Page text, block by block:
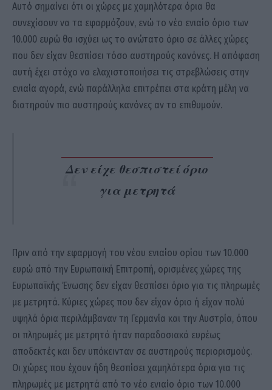
Αυτό σημαίνει ότι οι χώρες με χαμηλότερα όρια θα
συνεχίσουν να τα εφαρμόζουν, ενώ το νέο ενιαίο όριο των
10.000 ευρώ θα ισχύει ως το ανώτατο όριο σε άλλες χώρες
που δεν είχαν θεσπίσει τόσο αυστηρούς κανόνες. Η απόφαση
αυτή έχει στόχο να ελαχιστοποιήσει τις στρεβλώσεις στην
ενιαία αγορά, ενώ παράλληλα επιτρέπει στα κράτη μέλη να
διατηρούν πιο αυστηρούς κανόνες αν το επιθυμούν.
Δεν είχε θεσπιστεί όριο
για μετρητά
Πριν από την εφαρμογή του νέου ενιαίου ορίου των 10.000
ευρώ από την Ευρωπαϊκή Επιτροπή, ορισμένες χώρες της
Ευρωπαϊκής Ένωσης δεν είχαν θεσπίσει όριο για τις πληρωμές
με μετρητά. Κύριες χώρες που δεν είχαν όριο ή είχαν πολύ
υψηλά όρια περιλάμβαναν τη Γερμανία και την Αυστρία, όπου
οι πληρωμές με μετρητά ήταν παραδοσιακά ευρέως
αποδεκτές και δεν υπόκεινταν σε αυστηρούς περιορισμούς.
Οι χώρες που έχουν ήδη θεσπίσει χαμηλότερα όρια για τις
πληρωμές με μετρητά από το νέο ενιαίο όριο των 10.000